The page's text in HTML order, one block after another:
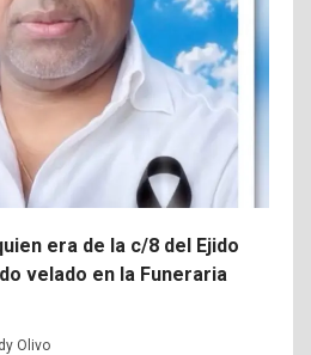
era de la c/8 del Ejido
velado en la Funeraria
Olivo